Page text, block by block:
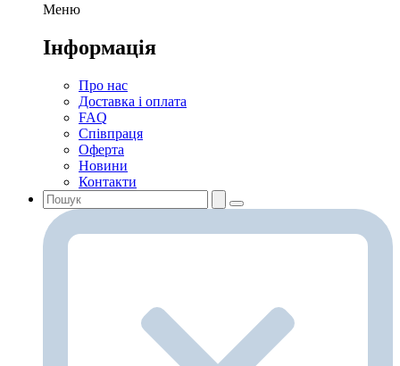
Меню
Інформація
Про нас
Доставка і оплата
FAQ
Співпраця
Оферта
Новини
Контакти